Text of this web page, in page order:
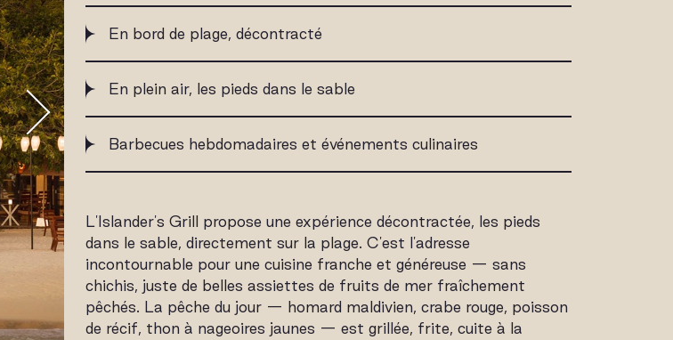
En bord de plage, décontracté
En plein air, les pieds dans le sable
Barbecues hebdomadaires et événements culinaires
L'Islander's Grill propose une expérience décontractée, les pieds
dans le sable, directement sur la plage. C'est l'adresse
incontournable pour une cuisine franche et généreuse — sans
chichis, juste de belles assiettes de fruits de mer fraîchement
pêchés. La pêche du jour — homard maldivien, crabe rouge, poisson
de récif, thon à nageoires jaunes — est grillée, frite, cuite à la